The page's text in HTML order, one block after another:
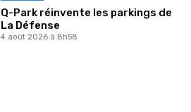
Q-Park réinvente les parkings de
La Défense
4 août 2026 à 8h58